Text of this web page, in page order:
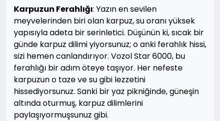
Karpuzun Ferahlığı: Yazın en sevilen
meyvelerinden biri olan karpuz, su oranı yüksek
yapısıyla adeta bir serinletici. Düşünün ki, sıcak bir
günde karpuz dilimi yiyorsunuz; o anki ferahlık hissi,
sizi hemen canlandırıyor. Vozol Star 6000, bu
ferahlığı bir adım öteye taşıyor. Her nefeste
karpuzun o taze ve su gibi lezzetini
hissediyorsunuz. Sanki bir yaz pikniğinde, güneşin
altında oturmuş, karpuz dilimlerini
paylaşıyormuşsunuz gibi.